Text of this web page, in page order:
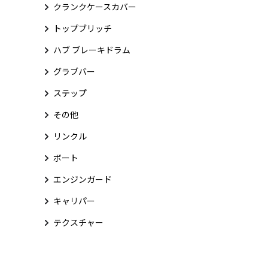
クランクケースカバー
トップブリッチ
ハブ ブレーキドラム
グラブバー
ステップ
その他
リンクル
ボート
エンジンガード
キャリパー
テクスチャー